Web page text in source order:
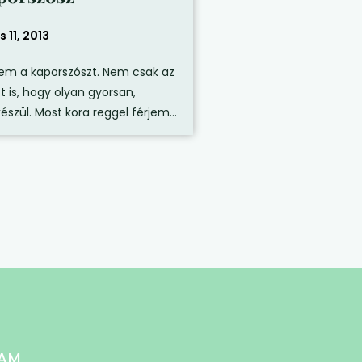
11, 2013
a kaporszószt. Nem csak az
is, hogy olyan gyorsan,
Most kora reggel férjem...